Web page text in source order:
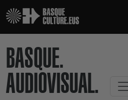
BASQUE.
AUDIOVISUAL.